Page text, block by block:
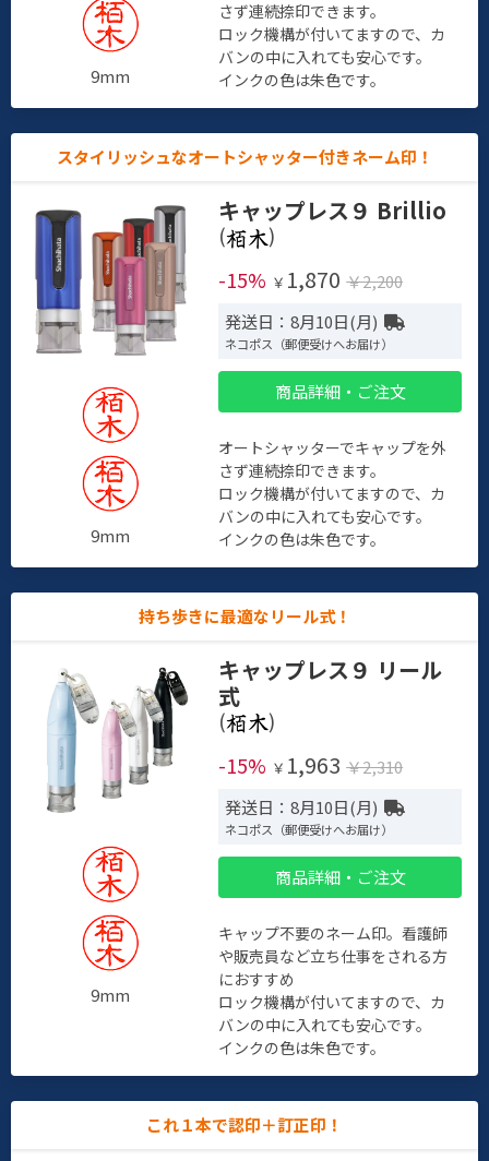
9mm
さず連続捺印できます。
ロック機構が付いてますので、カ
バンの中に入れても安心です。
インクの色は朱色です。
スタイリッシュなオートシャッター付きネーム印！
9mm
キャップレス９ Brillio
(
)
-15% ￥ 1,870 ￥2,200
発送日：8月10日(月)
ネコポス（郵便受けへお届け）
商品詳細・ご注文
オートシャッターでキャップを外
さず連続捺印できます。
ロック機構が付いてますので、カ
バンの中に入れても安心です。
インクの色は朱色です。
持ち歩きに最適なリール式！
9mm
キャップレス９ リール
式
(
)
-15% ￥ 1,963 ￥2,310
発送日：8月10日(月)
ネコポス（郵便受けへお届け）
商品詳細・ご注文
キャップ不要のネーム印。看護師
や販売員など立ち仕事をされる方
におすすめ
ロック機構が付いてますので、カ
バンの中に入れても安心です。
インクの色は朱色です。
これ１本で認印＋訂正印！